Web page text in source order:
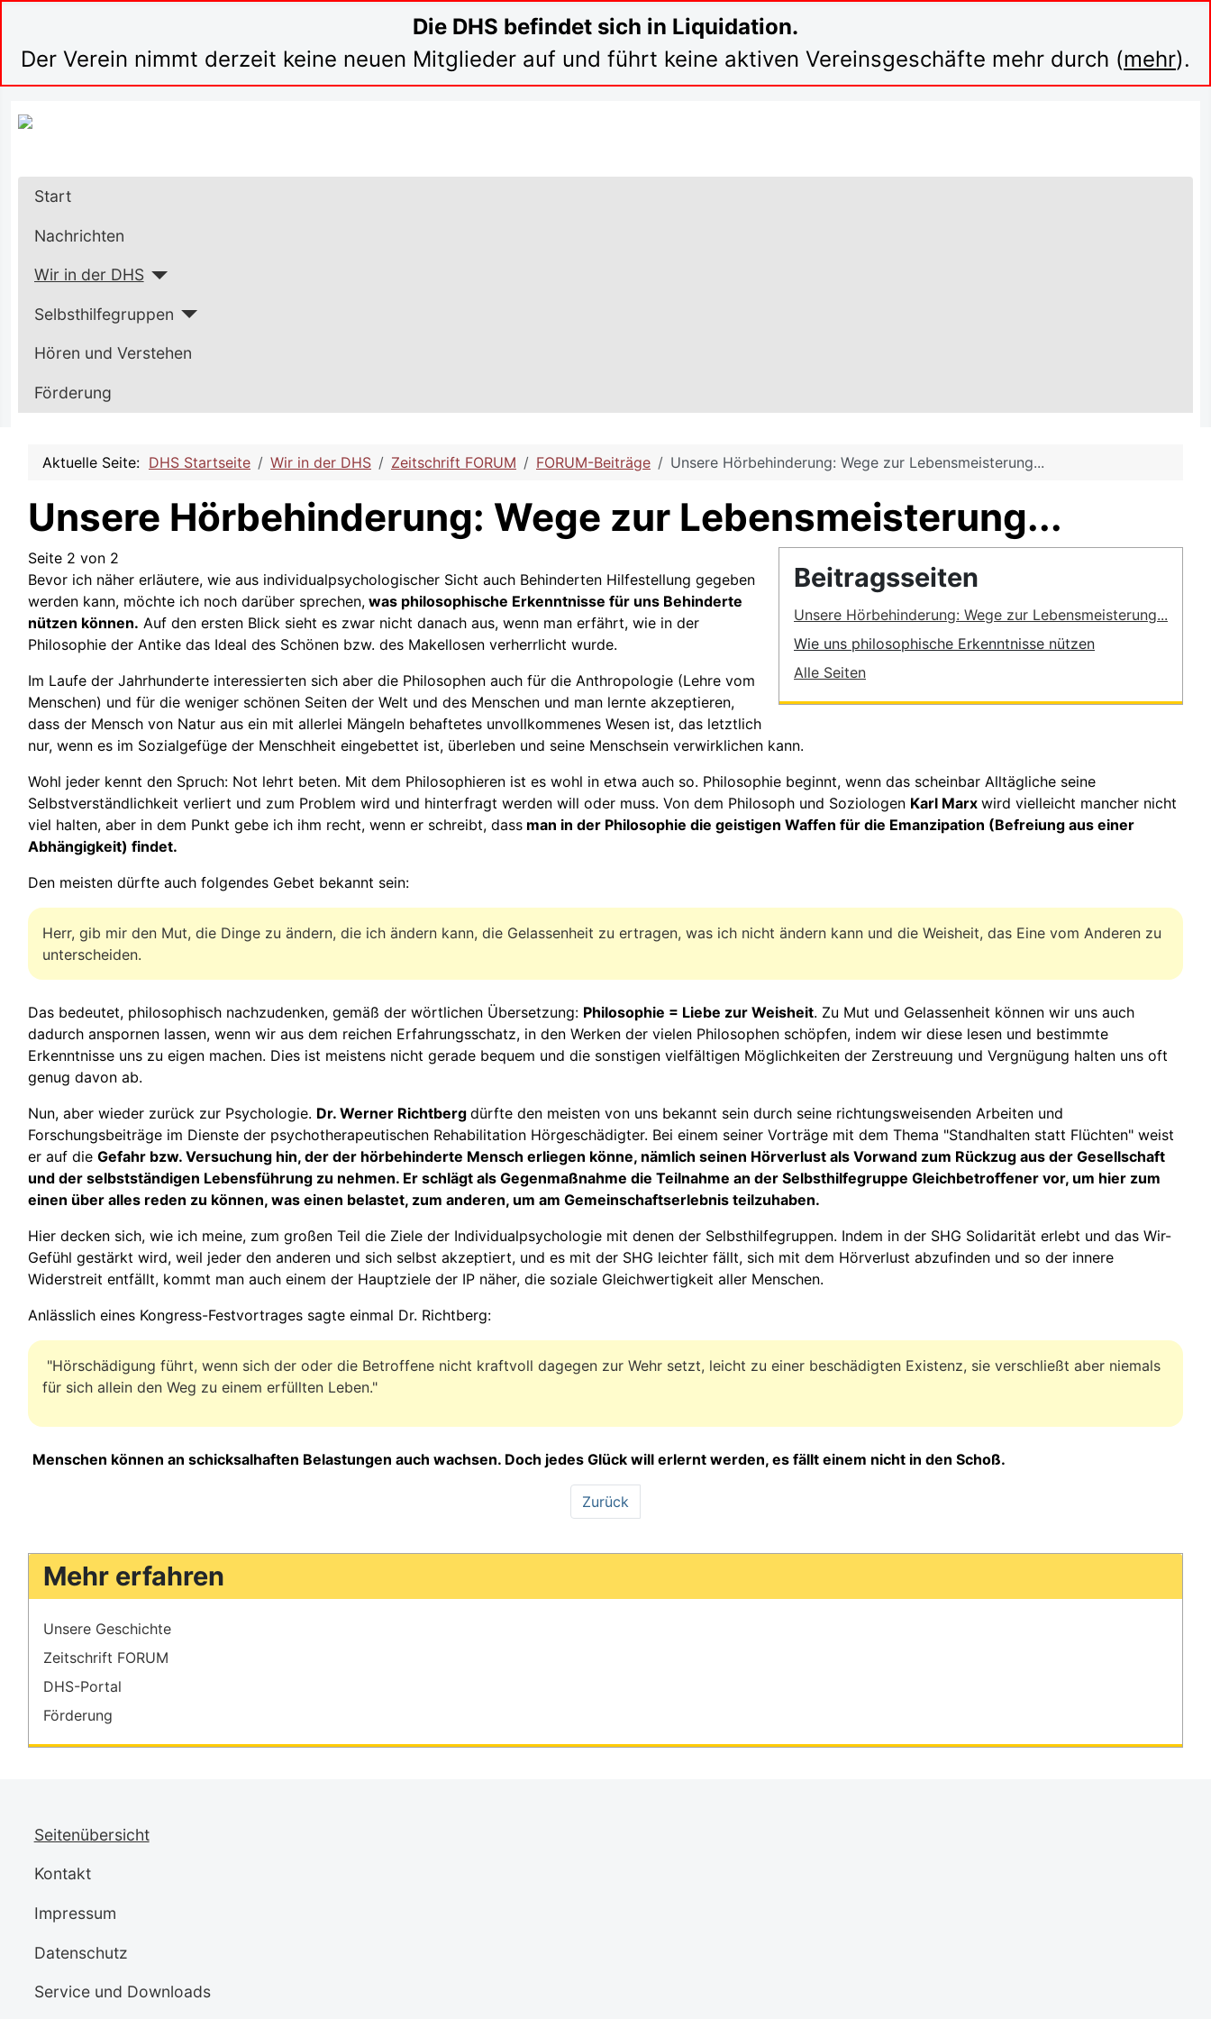
Die DHS befindet sich in Liquidation.
Der Verein nimmt derzeit keine neuen Mitglieder auf und führt keine aktiven Vereinsgeschäfte mehr durch (mehr).
Start
Nachrichten
Wir in der DHS
Selbsthilfegruppen
Hören und Verstehen
Förderung
Aktuelle Seite: DHS Startseite Wir in der DHS Zeitschrift FORUM FORUM-Beiträge Unsere Hörbehinderung: Wege zur Lebensmeisterung...
Unsere Hörbehinderung: Wege zur Lebensmeisterung...
Beitragsseiten
Unsere Hörbehinderung: Wege zur Lebensmeisterung...
Wie uns philosophische Erkenntnisse nützen
Alle Seiten
Seite 2 von 2
Bevor ich näher erläutere, wie aus individualpsychologischer Sicht auch Behinderten Hilfestellung gegeben
werden kann, möchte ich noch darüber sprechen, was philosophische Erkenntnisse für uns Behinderte
nützen können. Auf den ersten Blick sieht es zwar nicht danach aus, wenn man erfährt, wie in der
Philosophie der Antike das Ideal des Schönen bzw. des Makellosen verherrlicht wurde.
Im Laufe der Jahrhunderte interessierten sich aber die Philosophen auch für die Anthropologie (Lehre vom
Menschen) und für die weniger schönen Seiten der Welt und des Menschen und man lernte akzeptieren,
dass der Mensch von Natur aus ein mit allerlei Mängeln behaftetes unvollkommenes Wesen ist, das letztlich
nur, wenn es im Sozialgefüge der Menschheit eingebettet ist, überleben und seine Menschsein verwirklichen kann.
Wohl jeder kennt den Spruch: Not lehrt beten. Mit dem Philosophieren ist es wohl in etwa auch so. Philosophie beginnt, wenn das scheinbar Alltägliche seine
Selbstverständlichkeit verliert und zum Problem wird und hinterfragt werden will oder muss. Von dem Philosoph und Soziologen Karl Marx wird vielleicht mancher nicht
viel halten, aber in dem Punkt gebe ich ihm recht, wenn er schreibt, dass man in der Philosophie die geistigen Waffen für die Emanzipation (Befreiung aus einer
Abhängigkeit) findet.
Den meisten dürfte auch folgendes Gebet bekannt sein:
Herr, gib mir den Mut, die Dinge zu ändern, die ich ändern kann, die Gelassenheit zu ertragen, was ich nicht ändern kann und die Weisheit, das Eine vom Anderen zu
unterscheiden.
Das bedeutet, philosophisch nachzudenken, gemäß der wörtlichen Übersetzung: Philosophie = Liebe zur Weisheit. Zu Mut und Gelassenheit können wir uns auch
dadurch anspornen lassen, wenn wir aus dem reichen Erfahrungsschatz, in den Werken der vielen Philosophen schöpfen, indem wir diese lesen und bestimmte
Erkenntnisse uns zu eigen machen. Dies ist meistens nicht gerade bequem und die sonstigen vielfältigen Möglichkeiten der Zerstreuung und Vergnügung halten uns oft
genug davon ab.
Nun, aber wieder zurück zur Psychologie. Dr. Werner Richtberg dürfte den meisten von uns bekannt sein durch seine richtungsweisenden Arbeiten und
Forschungsbeiträge im Dienste der psychotherapeutischen Rehabilitation Hörgeschädigter. Bei einem seiner Vorträge mit dem Thema "Standhalten statt Flüchten" weist
er auf die Gefahr bzw. Versuchung hin, der der hörbehinderte Mensch erliegen könne, nämlich seinen Hörverlust als Vorwand zum Rückzug aus der Gesellschaft
und der selbstständigen Lebensführung zu nehmen. Er schlägt als Gegenmaßnahme die Teilnahme an der Selbsthilfegruppe Gleichbetroffener vor, um hier zum
einen über alles reden zu können, was einen belastet, zum anderen, um am Gemeinschaftserlebnis teilzuhaben.
Hier decken sich, wie ich meine, zum großen Teil die Ziele der Individualpsychologie mit denen der Selbsthilfegruppen. Indem in der SHG Solidarität erlebt und das Wir-
Gefühl gestärkt wird, weil jeder den anderen und sich selbst akzeptiert, und es mit der SHG leichter fällt, sich mit dem Hörverlust abzufinden und so der innere
Widerstreit entfällt, kommt man auch einem der Hauptziele der IP näher, die soziale Gleichwertigkeit aller Menschen.
Anlässlich eines Kongress-Festvortrages sagte einmal Dr. Richtberg:
"Hörschädigung führt, wenn sich der oder die Betroffene nicht kraftvoll dagegen zur Wehr setzt, leicht zu einer beschädigten Existenz, sie verschließt aber niemals
für sich allein den Weg zu einem erfüllten Leben."
Menschen können an schicksalhaften Belastungen auch wachsen. Doch jedes Glück will erlernt werden, es fällt einem nicht in den Schoß.
Zurück
Mehr erfahren
Unsere Geschichte
Zeitschrift FORUM
DHS-Portal
Förderung
Seitenübersicht
Kontakt
Impressum
Datenschutz
Service und Downloads